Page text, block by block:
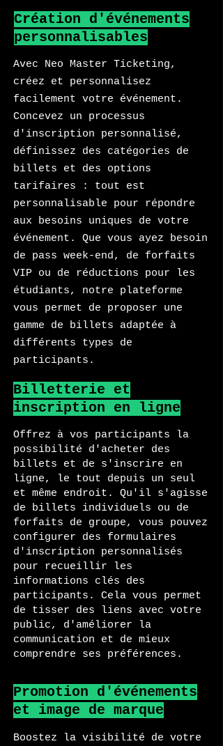
Création d'événements
personnalisables
Avec Neo Master Ticketing,
créez et personnalisez
facilement votre événement.
Concevez un processus
d'inscription personnalisé,
définissez des catégories de
billets et des options
tarifaires : tout est
personnalisable pour répondre
aux besoins uniques de votre
événement. Que vous ayez besoin
de pass week-end, de forfaits
VIP ou de réductions pour les
étudiants, notre plateforme
vous permet de proposer une
gamme de billets adaptée à
différents types de
participants.
Billetterie et
inscription en ligne
Offrez à vos participants la
possibilité d'acheter des
billets et de s'inscrire en
ligne, le tout depuis un seul
et même endroit. Qu'il s'agisse
de billets individuels ou de
forfaits de groupe, vous pouvez
configurer des formulaires
d'inscription personnalisés
pour recueillir les
informations clés des
participants. Cela vous permet
de tisser des liens avec votre
public, d'améliorer la
communication et de mieux
comprendre ses préférences.
Boostez la visibilité de votre
Promotion d'événements
et image de marque